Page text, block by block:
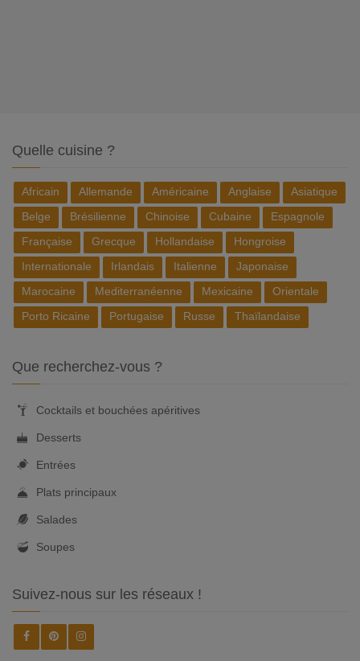
Quelle cuisine ?
Africain Allemande Américaine Anglaise
Asiatique
Belge
Brésilienne Chinoise Cubaine
Espagnole
Française
Grecque Hollandaise
Hongroise
Internationale
Irlandais Italienne
Japonaise
Marocaine
Mediterranéenne Mexicaine
Orientale
Porto Ricaine
Portugaise Russe Thaïlandaise
Que recherchez-vous ?
Cocktails et bouchées apéritives
Desserts
Entrées
Plats principaux
Salades
Soupes
Suivez-nous sur les réseaux !